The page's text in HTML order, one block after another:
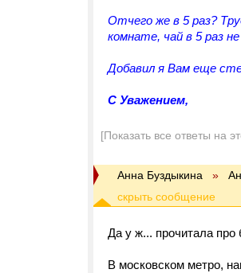
Отчего же в 5 раз?
комнате, чай в 5 раз
Добавил я Вам еще
C Уважением,
[Показать все ответы на
Анна Буздыкина »
Да у ж... прочитала про
В московском метро,